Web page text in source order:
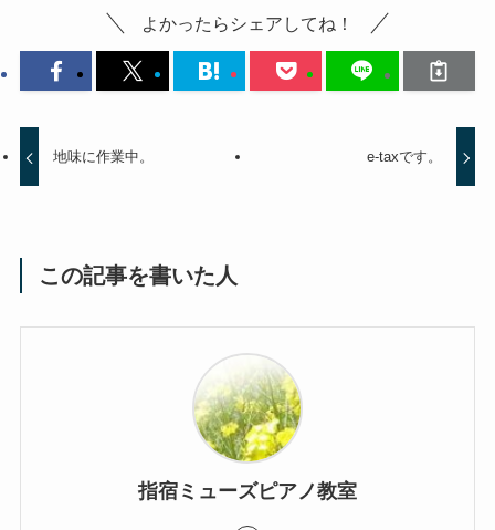
よかったらシェアしてね！
地味に作業中。 e-taxです。
この記事を書いた人
指宿ミューズピアノ教室